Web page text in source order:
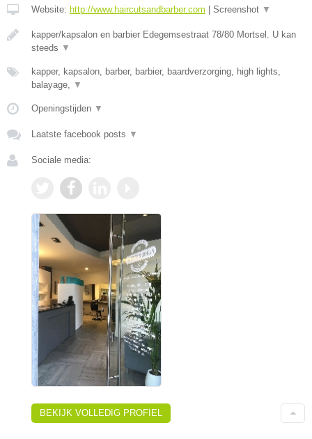
Website: http://www.haircutsandbarber.com Screenshot ▼
kapper/kapsalon en barbier Edegemsestraat 78/80 Mortsel. U kan
steeds ▼
kapper, kapsalon, barber, barbier, baardverzorging, high lights,
balayage, ▼
Openingstijden ▼
Laatste facebook posts ▼
Sociale media:
BEKIJK VOLLEDIG PROFIEL